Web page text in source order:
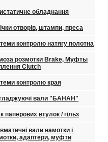
обладнання
отворів, штампи, преса
контролю натягу полотна
розмотки Brake, Муфты
Clutch
контролю края
вали "БАНАН"
паперових втулок / гільз
вали намотки і
адаптери, муфти